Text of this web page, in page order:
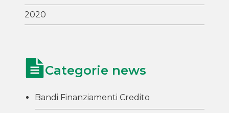
2020
Categorie news
Bandi Finanziamenti Credito